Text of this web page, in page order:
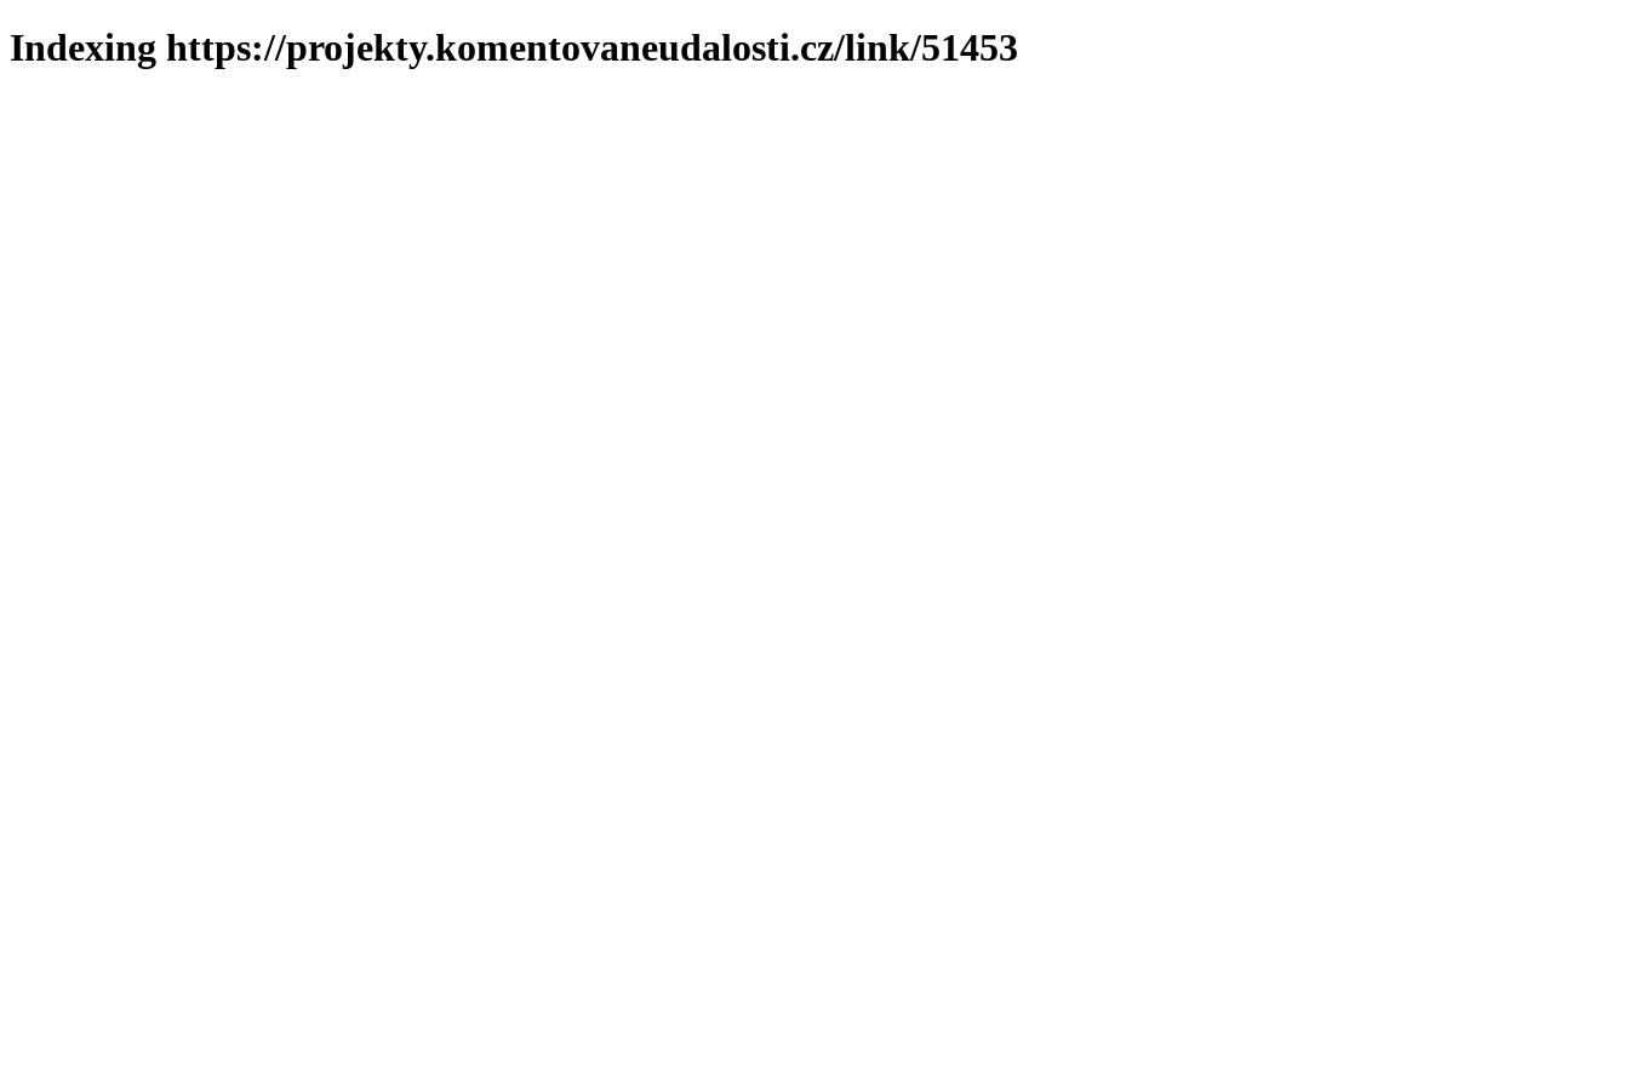
Indexing https://projekty.komentovaneudalosti.cz/link/51453